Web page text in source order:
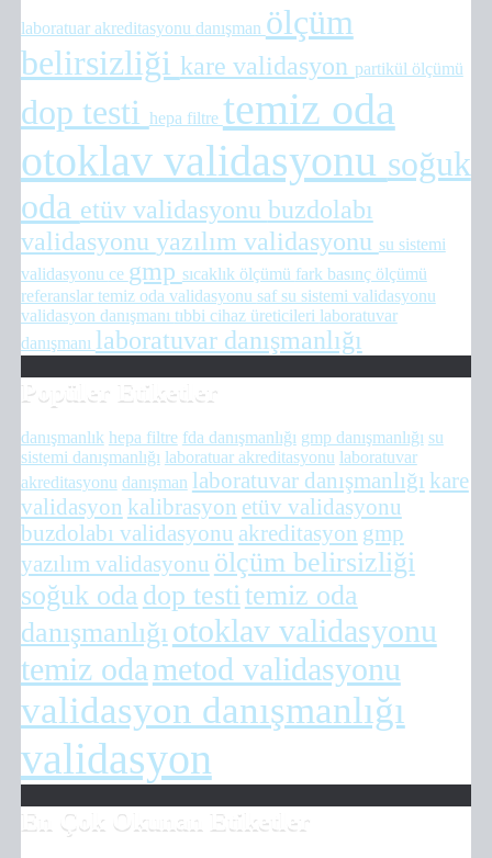
laboratuar akreditasyonu danışman ölçüm
belirsizliği kare validasyon partikül ölçümü
dop testi hepa filtre temiz oda
otoklav validasyonu soğuk
oda etüv validasyonu buzdolabı
validasyonu yazılım validasyonu su sistemi
validasyonu ce gmp sıcaklık ölçümü fark basınç ölçümü
referanslar temiz oda validasyonu saf su sistemi validasyonu
validasyon danışmanı tıbbi cihaz üreticileri laboratuvar
danışmanı laboratuvar danışmanlığı
Popüler Etiketler
danışmanlık hepa filtre fda danışmanlığı gmp danışmanlığı su
sistemi danışmanlığı laboratuar akreditasyonu laboratuvar
akreditasyonu danışman laboratuvar danışmanlığı kare
validasyon kalibrasyon etüv validasyonu
buzdolabı validasyonu akreditasyon gmp
yazılım validasyonu ölçüm belirsizliği
soğuk oda dop testitemiz oda
danışmanlığıotoklav validasyonu
temiz odametod validasyonu
validasyon danışmanlığı
validasyon
En Çok Okunan Etiketler